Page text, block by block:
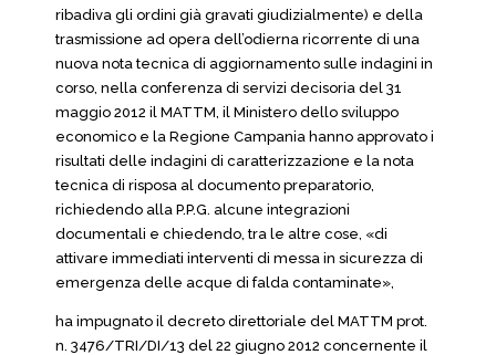
ribadiva gli ordini già gravati giudizialmente) e della
trasmissione ad opera dell’odierna ricorrente di una
nuova nota tecnica di aggiornamento sulle indagini in
corso, nella conferenza di servizi decisoria del 31
maggio 2012 il MATTM, il Ministero dello sviluppo
economico e la Regione Campania hanno approvato i
risultati delle indagini di caratterizzazione e la nota
tecnica di risposa al documento preparatorio,
richiedendo alla P.P.G. alcune integrazioni
documentali e chiedendo, tra le altre cose, «di
attivare immediati interventi di messa in sicurezza di
emergenza delle acque di falda contaminate»,
ha impugnato il decreto direttoriale del MATTM prot.
n. 3476/TRI/DI/13 del 22 giugno 2012 concernente il